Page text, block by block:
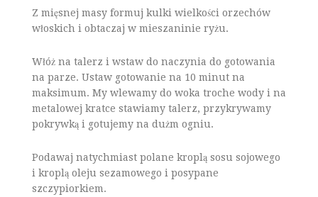
Z mięsnej masy formuj kulki wielkości orzechów
włoskich i obtaczaj w mieszaninie ryżu.
Włóż na talerz i wstaw do naczynia do gotowania
na parze. Ustaw gotowanie na 10 minut na
maksimum. My wlewamy do woka troche wody i na
metalowej kratce stawiamy talerz, przykrywamy
pokrywką i gotujemy na dużm ogniu.
Podawaj natychmiast polane kroplą sosu sojowego
i kroplą oleju sezamowego i posypane
szczypiorkiem.